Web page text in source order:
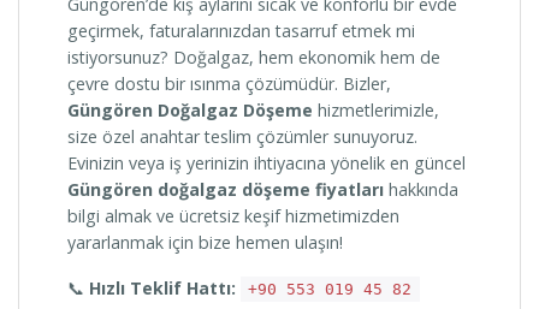
geçirmek, faturalarınızdan tasarruf etmek mi
istiyorsunuz? Doğalgaz, hem ekonomik hem de
çevre dostu bir ısınma çözümüdür. Bizler,
Güngören Doğalgaz Döşeme hizmetlerimizle,
size özel anahtar teslim çözümler sunuyoruz.
Evinizin veya iş yerinizin ihtiyacına yönelik en güncel
Güngören doğalgaz döşeme fiyatları hakkında
bilgi almak ve ücretsiz keşif hizmetimizden
yararlanmak için bize hemen ulaşın!
📞 Hızlı Teklif Hattı: +90 553 019 45 82